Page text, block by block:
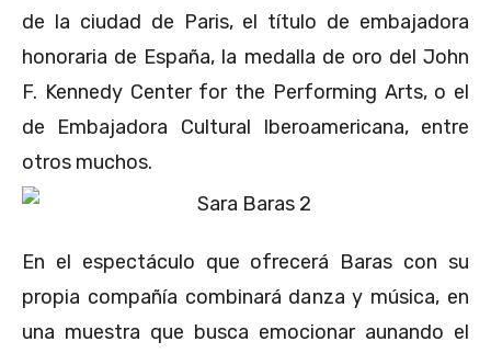
de la ciudad de Paris, el título de embajadora
honoraria de España, la medalla de oro del John
F. Kennedy Center for the Performing Arts, o el
de Embajadora Cultural Iberoamericana, entre
otros muchos.
En el espectáculo que ofrecerá Baras con su
propia compañía combinará danza y música, en
una muestra que busca emocionar aunando el